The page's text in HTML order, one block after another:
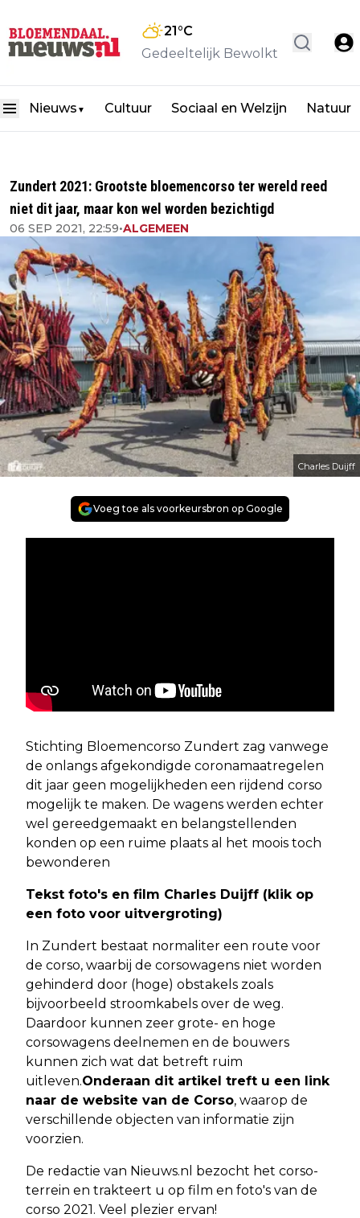
21°C
Gedeeltelijk Bewolkt
Nieuws ▼ Cultuur Sociaal en Welzijn Natuur
Zundert 2021: Grootste bloemencorso ter wereld reed
niet dit jaar, maar kon wel worden bezichtigd
06 SEP 2021, 22:59•ALGEMEEN
Charles Duijff
Voeg toe als voorkeursbron op Google
Stichting Bloemencorso Zundert zag vanwege
de onlangs afgekondigde coronamaatregelen
dit jaar geen mogelijkheden een rijdend corso
mogelijk te maken. De wagens werden echter
wel gereedgemaakt en belangstellenden
konden op een ruime plaats al het moois toch
bewonderen
Tekst foto's en film Charles Duijff (klik op
een foto voor uitvergroting)
In Zundert bestaat normaliter een route voor
de corso, waarbij de corsowagens niet worden
gehinderd door (hoge) obstakels zoals
bijvoorbeeld stroomkabels over de weg.
Daardoor kunnen zeer grote- en hoge
corsowagens deelnemen en de bouwers
kunnen zich wat dat betreft ruim
uitleven.Onderaan dit artikel treft u een link
naar de website van de Corso, waarop de
verschillende objecten van informatie zijn
voorzien.
De redactie van Nieuws.nl bezocht het corso-
terrein en trakteert u op film en foto's van de
corso 2021. Veel plezier ervan!